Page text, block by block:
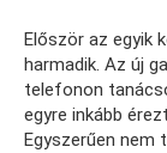
Először az egyik
harmadik. Az új
telefonon
egyre inkább
Egyszerűen nem